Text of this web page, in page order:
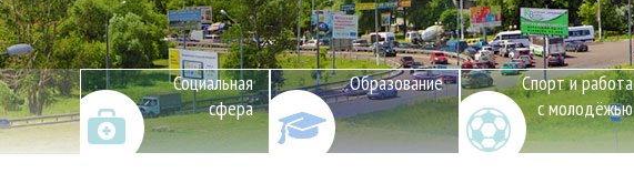
Социальная
сфера
Образование
Спорт и работа
с молодёжью